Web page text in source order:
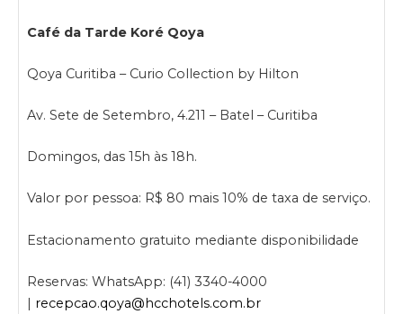
Café da Tarde Koré Qoya
Qoya Curitiba – Curio Collection by Hilton
Av. Sete de Setembro, 4.211 – Batel – Curitiba
Domingos, das 15h às 18h.
Valor por pessoa: R$ 80 mais 10% de taxa de serviço.
Estacionamento gratuito mediante disponibilidade
Reservas: WhatsApp: (41) 3340-4000
| recepcao.qoya@hcchotels.com.br